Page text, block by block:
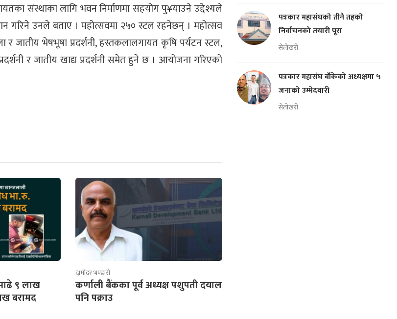
संस्थाका लागि भवन निर्माणमा सहयोग पु¥याउने उद्देश्यले
गरिने उनले बताए । महोत्सवमा २५० स्टल रहनेछन् । महोत्सव
जातीय भेषभूषा प्रदर्शनी, हस्तकलालगायत कृषि पर्यटन स्टल,
र जातीय खाद्य प्रदर्शनी समेत हुने छ । आयोजना गरिएको
९ लाख
बरामद
दामोदर भण्डारी
कर्णाली बैंकका पूर्व अध्यक्ष पशुपती दयाल
पनि पक्राउ
पत्रकार महासंघको तीनै तहको
निर्वाचनको तयारी पूरा
सेतोखरी
पत्रकार महासंघ बाँकेको अध्यक्षमा ५
जनाको उम्मेदवारी
सेतोखरी